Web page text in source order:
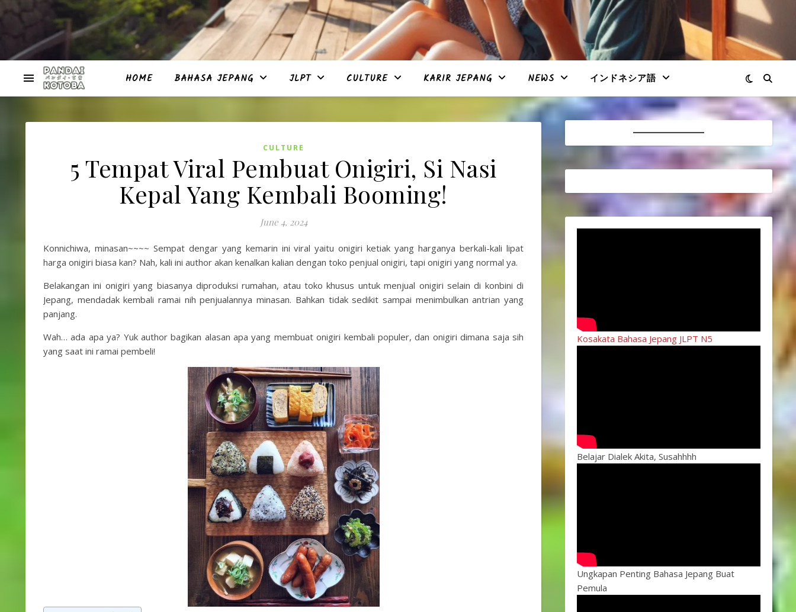
HOME BAHASA JEPANG JLPT CULTURE KARIR JEPANG NEWS インドネシア語
CULTURE
5 Tempat Viral Pembuat Onigiri, Si Nasi
Kepal Yang Kembali Booming!
June 4, 2024
Konnichiwa, minasan~~~~ Sempat dengar yang kemarin ini viral yaitu onigiri ketiak yang harganya berkali-kali lipat
harga onigiri biasa kan? Nah, kali ini author akan kenalkan kalian dengan toko penjual onigiri, tapi onigiri yang normal ya.
Belakangan ini onigiri yang biasanya diproduksi rumahan, atau toko khusus untuk menjual onigiri selain di konbini di
Jepang, mendadak kembali ramai nih penjualannya minasan. Bahkan tidak sedikit sampai menimbulkan antrian yang
panjang.
Wah… ada apa ya? Yuk author bagikan alasan apa yang membuat onigiri kembali populer, dan onigiri dimana saja sih
yang saat ini ramai pembeli!
Kosakata Bahasa Jepang JLPT N5
Belajar Dialek Akita, Susahhhh
Ungkapan Penting Bahasa Jepang Buat
Pemula